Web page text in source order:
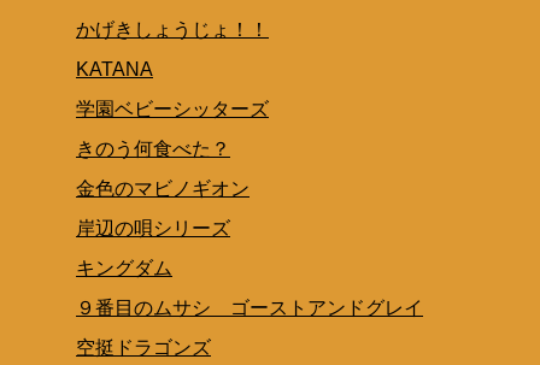
かげきしょうじょ！！
KATANA
学園ベビーシッターズ
きのう何食べた？
金色のマビノギオン
岸辺の唄シリーズ
キングダム
９番目のムサシ ゴーストアンドグレイ
空挺ドラゴンズ